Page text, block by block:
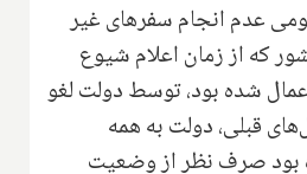
عدم انجام سفرهای غیر
که از زمان اعلام شیوع
در مارس ۲۰۲۰ اعمال شده بود، توسط دولت لغو
قبلی، دولت به همه
بود صرف نظر از وضعیت